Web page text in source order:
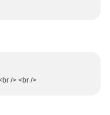
/> <br />